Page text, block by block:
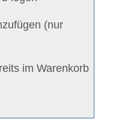
(nur
im Warenkorb